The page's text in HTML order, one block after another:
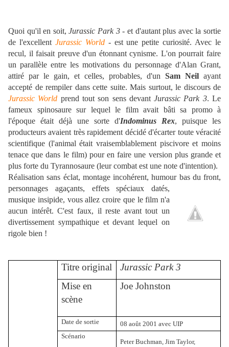
Quoi qu'il en soit,Jurassic Park 3- et d'autant plus avec la sortie
de l'excellent Jurassic World - est une petite curiosité. Avec le
recul, il faisait preuve d'un étonnant cynisme. L'on pourrait faire
un parallèle entre les motivations du personnage d'Alan Grant,
attiré par le gain, et celles, probables, d'un Sam Neil ayant
accepté de rempiler dans cette suite. Mais surtout, le discours de
Jurassic World prend tout son sens devantJurassic Park 3. Le
fameux spinosaure sur lequel le film avait bâti sa promo à
l'époque était déjà une sorte d'Indominus Rex, puisque les
producteurs avaient très rapidement décidé d'écarter toute véracité
scientifique (l'animal était vraisemblablement piscivore et moins
tenace que dans le film) pour en faire une version plus grande et
plus forte du Tyrannosaure (leur combat est une note d'intention).
Réalisation sans éclat, montage incohérent, humour bas du front,
personnages agaçants, effets spéciaux datés,
musique insipide, vous allez croire que le film n'a
aucun intérêt. C'est faux, il reste avant tout un
divertissement sympathique et devant lequel on
rigole bien !
Titre original
Jurassic Park 3
Mise en
scène
Joe Johnston
Date de sortie
08 août 2001 avec UIP
Scénario
Peter Buchman, Jim Taylor,